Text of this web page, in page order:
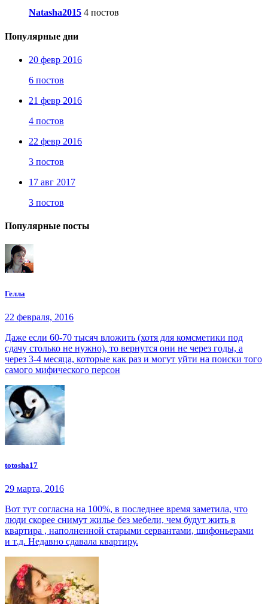
Natasha2015 4 постов
Популярные дни
20 февр 2016
6 постов
21 февр 2016
4 постов
22 февр 2016
3 постов
17 авг 2017
3 постов
Популярные посты
Гелла
22 февраля, 2016
Даже если 60-70 тысяч вложить (хотя для комсметики под
сдачу столько не нужно), то вернутся они не через годы, а
через 3-4 месяца, которые как раз и могут уйти на поиски того
самого мифического персон
totosha17
29 марта, 2016
Вот тут согласна на 100%, в последнее время заметила, что
люди скорее снимут жилье без мебели, чем будут жить в
квартира , наполненной старыми сервантами, шифоньерами
и т.д. Недавно сдавала квартиру.